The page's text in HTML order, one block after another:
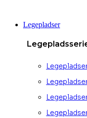
indholdLegepladser